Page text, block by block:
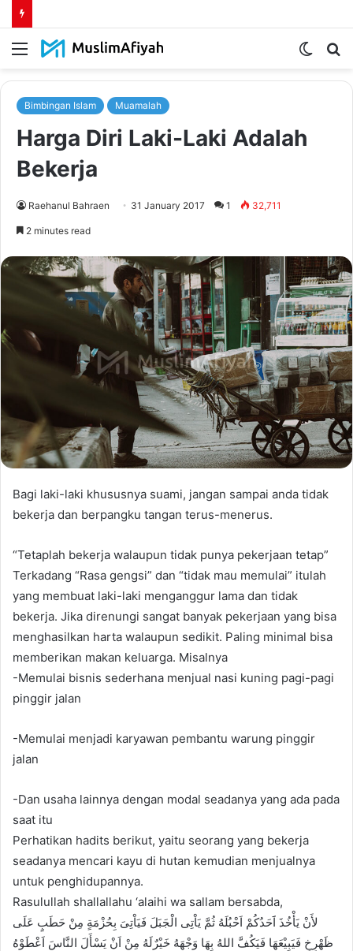
Menu
Switch
Bimbingan Islam Muamalah
Harga Diri Laki-Laki Adalah
Bekerja
Raehanul Bahraen 31 January 2017 1 32,711
2 minutes read
Bagi laki-laki khususnya suami, jangan sampai anda tidak
bekerja dan berpangku tangan terus-menerus.
“Tetaplah bekerja walaupun tidak punya pekerjaan tetap”
Terkadang “Rasa gengsi” dan “tidak mau memulai” itulah
yang membuat laki-laki menganggur lama dan tidak
bekerja. Jika direnungi sangat banyak pekerjaan yang bisa
menghasilkan harta walaupun sedikit. Paling minimal bisa
memberikan makan keluarga. Misalnya
-Memulai bisnis sederhana menjual nasi kuning pagi-pagi
pinggir jalan
-Memulai menjadi karyawan pembantu warung pinggir
jalan
-Dan usaha lainnya dengan modal seadanya yang ada pada
saat itu
Perhatikan hadits berikut, yaitu seorang yang bekerja
seadanya mencari kayu di hutan kemudian menjualnya
untuk penghidupannya.
Rasulullah shallallahu ‘alaihi wa sallam bersabda,
ﻷَﻥْ ﻳَﺄْﺧُﺬَ ﺍََﺣَﺪُﻛُﻢْ ﺍَﺣْﺒُﻠَﻪُ ﺛُﻢَّ ﻳَﺎْﺗِﻰ ﺍﻟْﺠَﺒَﻞَ ﻓَﻴَﺎْﺗِﻰَ ﺑِﺤُﺰْﻣَﺔٍ ﻣِﻦْ ﺣَﻄَﺐٍ ﻋَﻠَﻰ
ﻇَﻬْﺮِﺥِ ﻓَﻴَﺒِﻴْﻌَﻬَﺎ ﻓَﻴَﻜُﻒَّ ﺍﻟﻠﻪُ ﺑِﻬَﺎ ﻭَﺟْﻬَﻪُ ﺧَﻴْﺮٌﻟَﻪُ ﻣِﻦْ ﺍَﻥْ ﻳَﺴْﺄَﻝَ ﺍﻟﻨَّﺎﺱَ ﺍَﻋْﻄَﻮْﻩُ